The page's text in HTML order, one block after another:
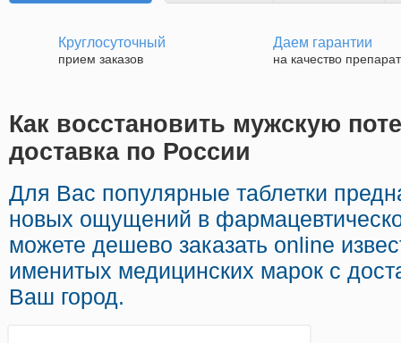
Круглосуточный
прием заказов
Даем гарантии
на качество
Как восстановить мужскую
доставка по России
Для Вас популярные таблетки
новых ощущений в
можете дешево заказать online
именитых медицинских марок с
Ваш город.